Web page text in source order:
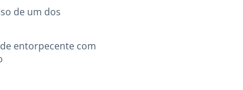
de um dos
entorpecente com